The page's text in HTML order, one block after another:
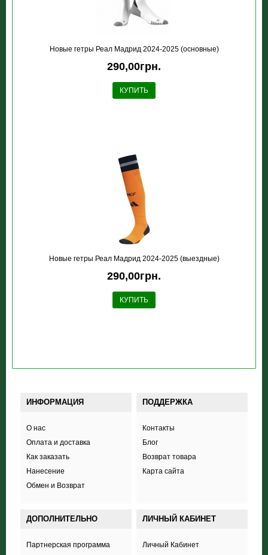
Новые гетры Реал Мадрид 2024-2025 (основные)
290,00грн.
КУПИТЬ
Новые гетры Реал Мадрид 2024-2025 (выездные)
290,00грн.
КУПИТЬ
ИНФОРМАЦИЯ
О нас
Оплата и доставка
Как заказать
Нанесение
Обмен и Возврат
ПОДДЕРЖКА
Контакты
Блог
Возврат товара
Карта сайта
ДОПОЛНИТЕЛЬНО
Партнерская программа
ЛИЧНЫЙ КАБИНЕТ
Личный Кабинет